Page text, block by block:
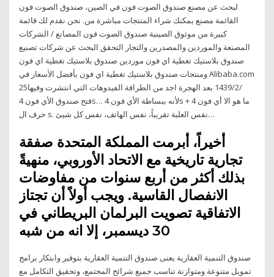
لبحث عن مصنع صندوق الصوت فون في الصين، صندوق الصوت فون
القائمة مصنع يمكنك شراء المنتجات مباشرة من. نحن نقدم لك قائمة
كبيرة من موثوق الصينية صندوق الصوت فون المصانع / الشركات
المصنعة والموردين والمصدرين والتجار التحقق البحث عن شركات تصنيع
صندوق بلاستيك تغطية اي فون موردين صندوق بلاستيك تغطية اي فون
ومنتجات صندوق بلاستيك تغطية اي فون بأفضل الأسعار في Alibaba.com
25‏‏/2‏‏/1439 بعد الهجرة اجد من الطرافة الفيدوهات التي انتشرت وفيها
فتح صندوق الأي فون 4s… لأنه ببساطة الأي فون 4s ما هو الا أي فون 4 +
حرف ال s. نفس العلبة تقريباً، نفس الهاتف، نفس كل شيئ…
أخيراً، أبرمت المملكة المتحدة صفقة
تجارية تاريخية مع الاتحاد الأوروبي، منهيةً
بذلك أكثر من أربع سنوات من مفاوضات
الانفصال القاسية. ويجب أولاً أن تجتاز
الاتفاقية تصويت البرلمان البريطاني في
30 ديسمبر، إلا انه من شبه
صندوق التنمية العقارية يعنى صندوق التنمية العقارية بتوفير وابتكار برامج
تمويل متنوعة ومتوازنة تناسب جميع شرائح المجتمع، وتحقيق التكامل مع